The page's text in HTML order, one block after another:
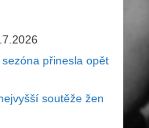
přinesla opět
soutěže žen